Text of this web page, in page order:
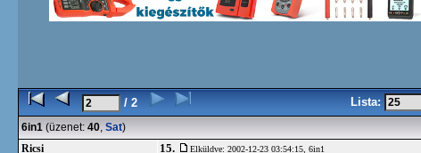
/ 2 Lista:
6in1 (üzenet: 40, Sat)
Ricsi 15. Elküldve: 2002-12-23 03:54:15, 6in1